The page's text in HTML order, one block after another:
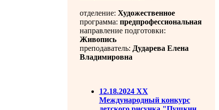
отделение: Художественное
программа: предпрофессиональная
направление подготовки:
Живопись
преподаватель: Дударева Елена
Владимировна
12.18.2024 ХХ
Международный конкурс